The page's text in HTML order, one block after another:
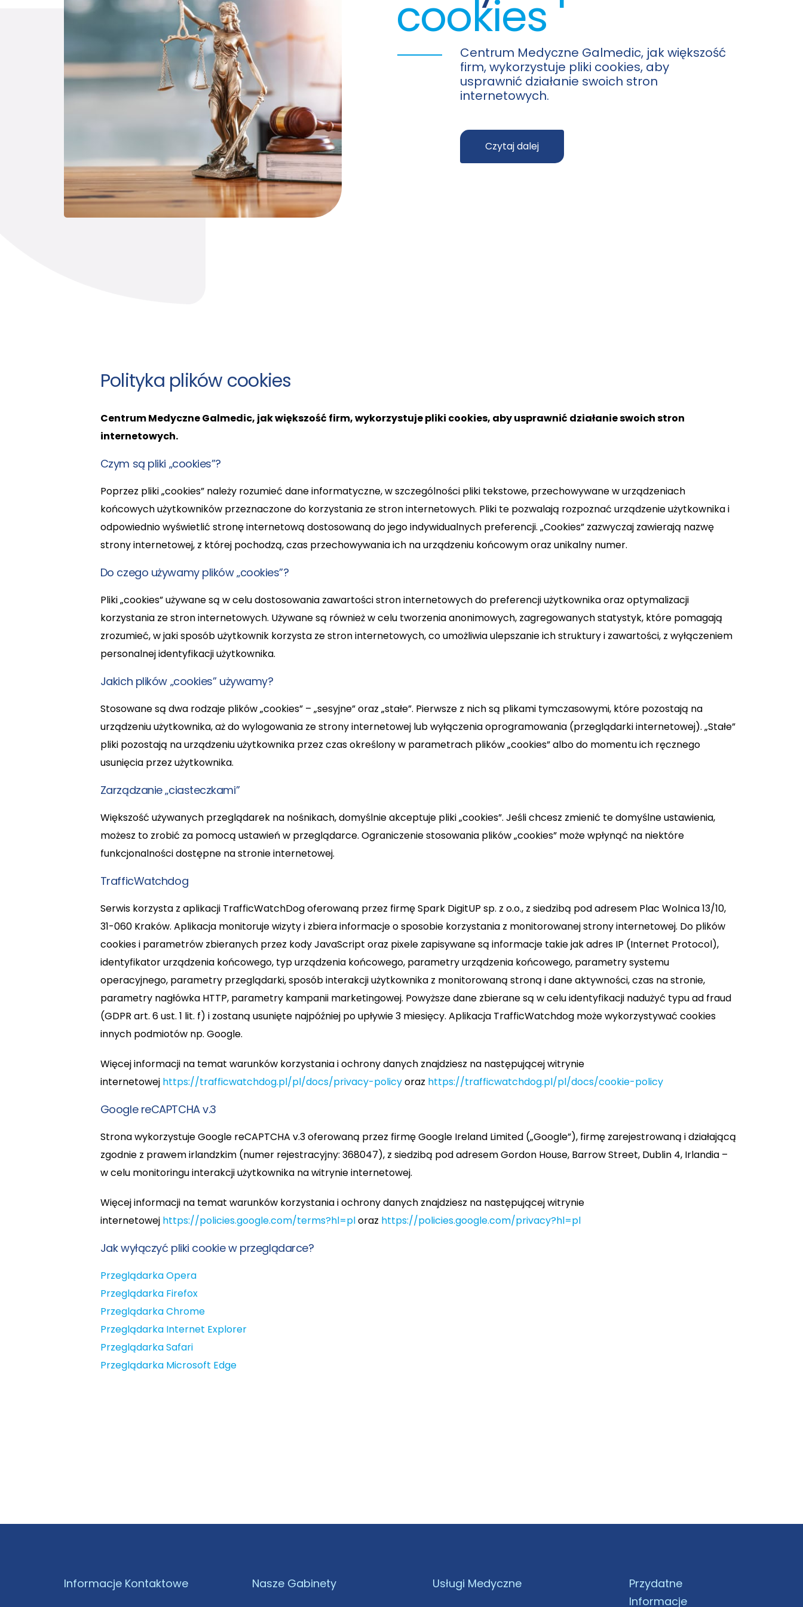
cookies
Centrum Medyczne Galmedic, jak większość
firm, wykorzystuje pliki cookies, aby
usprawnić działanie swoich stron
internetowych.
Czytaj dalej
Polityka plików cookies
Centrum Medyczne Galmedic, jak większość firm, wykorzystuje pliki cookies, aby usprawnić działanie swoich stron
internetowych.
Czym są pliki „cookies”?
Poprzez pliki „cookies” należy rozumieć dane informatyczne, w szczególności pliki tekstowe, przechowywane w urządzeniach
końcowych użytkowników przeznaczone do korzystania ze stron internetowych. Pliki te pozwalają rozpoznać urządzenie użytkownika i
odpowiednio wyświetlić stronę internetową dostosowaną do jego indywidualnych preferencji. „Cookies” zazwyczaj zawierają nazwę
strony internetowej, z której pochodzą, czas przechowywania ich na urządzeniu końcowym oraz unikalny numer.
Do czego używamy plików „cookies”?
Pliki „cookies” używane są w celu dostosowania zawartości stron internetowych do preferencji użytkownika oraz optymalizacji
korzystania ze stron internetowych. Używane są również w celu tworzenia anonimowych, zagregowanych statystyk, które pomagają
zrozumieć, w jaki sposób użytkownik korzysta ze stron internetowych, co umożliwia ulepszanie ich struktury i zawartości, z wyłączeniem
personalnej identyfikacji użytkownika.
Jakich plików „cookies” używamy?
Stosowane są dwa rodzaje plików „cookies” – „sesyjne” oraz „stałe”. Pierwsze z nich są plikami tymczasowymi, które pozostają na
urządzeniu użytkownika, aż do wylogowania ze strony internetowej lub wyłączenia oprogramowania (przeglądarki internetowej). „Stałe”
pliki pozostają na urządzeniu użytkownika przez czas określony w parametrach plików „cookies” albo do momentu ich ręcznego
usunięcia przez użytkownika.
Zarządzanie „ciasteczkami”
Większość używanych przeglądarek na nośnikach, domyślnie akceptuje pliki „cookies”. Jeśli chcesz zmienić te domyślne ustawienia,
możesz to zrobić za pomocą ustawień w przeglądarce. Ograniczenie stosowania plików „cookies” może wpłynąć na niektóre
funkcjonalności dostępne na stronie internetowej.
TrafficWatchdog
Serwis korzysta z aplikacji TrafficWatchDog oferowaną przez firmę Spark DigitUP sp. z o.o., z siedzibą pod adresem Plac Wolnica 13/10,
31-060 Kraków. Aplikacja monitoruje wizyty i zbiera informacje o sposobie korzystania z monitorowanej strony internetowej. Do plików
cookies i parametrów zbieranych przez kody JavaScript oraz pixele zapisywane są informacje takie jak adres IP (Internet Protocol),
identyfikator urządzenia końcowego, typ urządzenia końcowego, parametry urządzenia końcowego, parametry systemu
operacyjnego, parametry przeglądarki, sposób interakcji użytkownika z monitorowaną stroną i dane aktywności, czas na stronie,
parametry nagłówka HTTP, parametry kampanii marketingowej. Powyższe dane zbierane są w celu identyfikacji nadużyć typu ad fraud
(GDPR art. 6 ust. 1 lit. f) i zostaną usunięte najpóźniej po upływie 3 miesięcy. Aplikacja TrafficWatchdog może wykorzystywać cookies
innych podmiotów np. Google.
Więcej informacji na temat warunków korzystania i ochrony danych znajdziesz na następującej witrynie
internetowej https://trafficwatchdog.pl/pl/docs/privacy-policyoraz https://trafficwatchdog.pl/pl/docs/cookie-policy
Google reCAPTCHA v.3
Strona wykorzystuje Google reCAPTCHA v.3 oferowaną przez firmę Google Ireland Limited („Google”), firmę zarejestrowaną i działającą
zgodnie z prawem irlandzkim (numer rejestracyjny: 368047), z siedzibą pod adresem Gordon House, Barrow Street, Dublin 4, Irlandia –
w celu monitoringu interakcji użytkownika na witrynie internetowej.
Więcej informacji na temat warunków korzystania i ochrony danych znajdziesz na następującej witrynie
internetowej https://policies.google.com/terms?hl=ploraz https://policies.google.com/privacy?hl=pl
Jak wyłączyć pliki cookie w przeglądarce?
Przeglądarka Opera
Przeglądarka Firefox
Przeglądarka Chrome
Przeglądarka Internet Explorer
Przeglądarka Safari
Przeglądarka Microsoft Edge
Informacje Kontaktowe Nasze Gabinety Usługi Medyczne
Przydatne
Informacje